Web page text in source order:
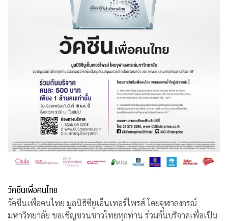
วัคซีนเพื่อคนไทย
วัคซีนเพื่อคนไทย มูลนิธิซียูเอ็นเทอร์ไพรส์ โดยจุฬาลงกรณ์
มหาวิทยาลัย ขอเชิญชวนชาวไทยทุกท่าน ร่วมกันบริจาคเพื่อเป็น